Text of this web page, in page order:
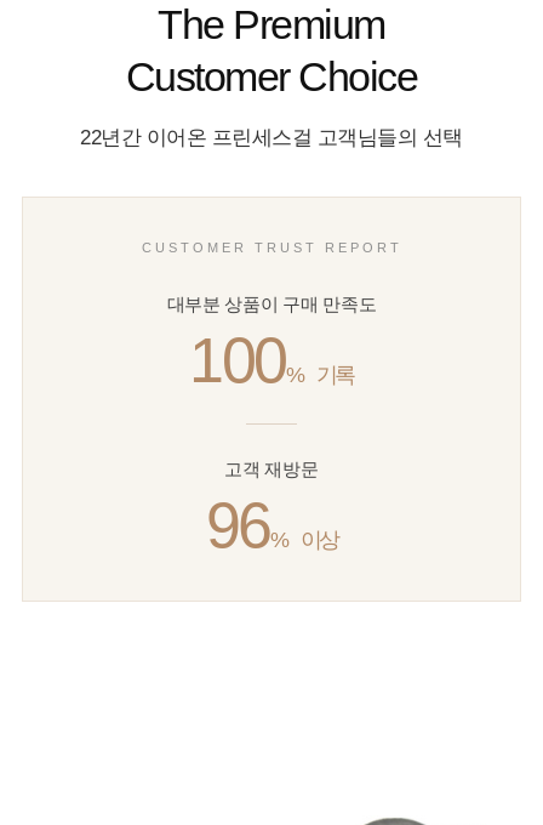
The Premium
Customer Choice
22년간 이어온 프린세스걸 고객님들의 선택
CUSTOMER TRUST REPORT
대부분 상품이 구매 만족도
100% 기록
고객 재방문
96% 이상